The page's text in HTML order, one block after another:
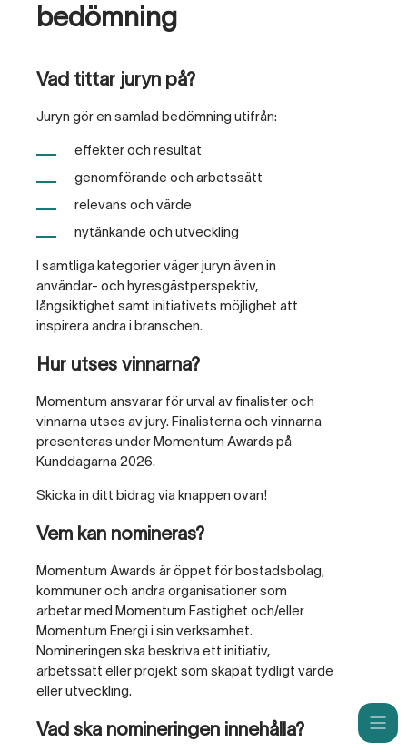
bedömning
Vem kan nomineras?
Momentum Awards är öppet för bostadsbolag,
kommuner och andra organisationer som
arbetar med Momentum Fastighet och/eller
Momentum Energi i sin verksamhet.
Nomineringen ska beskriva ett initiativ,
arbetssätt eller projekt som skapat tydligt värde
eller utveckling.
Vad ska nomineringen innehålla?
Vad tittar juryn på?
Juryn gör en samlad bedömning utifrån:
effekter och resultat
genomförande och arbetssätt
relevans och värde
nytänkande och utveckling
I samtliga kategorier väger juryn även in
användar- och hyresgästperspektiv,
långsiktighet samt initiativets möjlighet att
inspirera andra i branschen.
Hur utses vinnarna?
Momentum ansvarar för urval av finalister och
vinnarna utses av jury. Finalisterna och vinnarna
presenteras under Momentum Awards på
Kunddagarna 2026.
Skicka in ditt bidrag via knappen ovan!